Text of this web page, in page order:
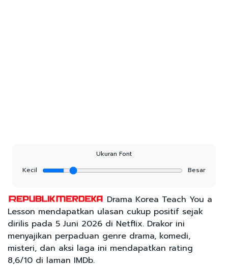
Ukuran Font
Kecil
Besar
Drama Korea Teach You a
Lesson mendapatkan ulasan cukup positif sejak
dirilis pada 5 Juni 2026 di Netflix. Drakor ini
menyajikan perpaduan genre drama, komedi,
misteri, dan aksi laga ini mendapatkan rating
8,6/10 di laman IMDb.